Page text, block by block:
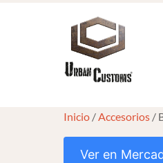
Inicio /Accesorios /
Ver en